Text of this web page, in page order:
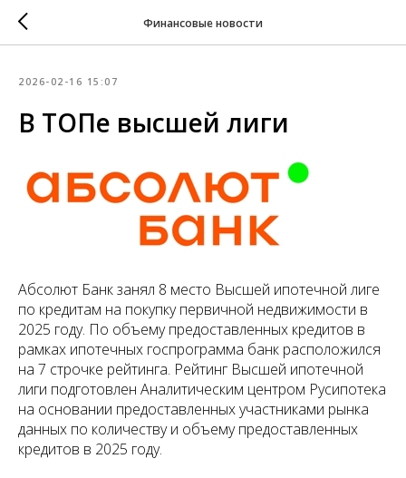
Финансовые новости
2026-02-16 15:07
В ТОПе высшей лиги
Абсолют Банк занял 8 место Высшей ипотечной лиге
по кредитам на покупку первичной недвижимости в
2025 году. По объему предоставленных кредитов в
рамках ипотечных госпрограмма банк расположился
на 7 строчке рейтинга. Рейтинг Высшей ипотечной
лиги подготовлен Аналитическим центром Русипотека
на основании предоставленных участниками рынка
данных по количеству и объему предоставленных
кредитов в 2025 году.